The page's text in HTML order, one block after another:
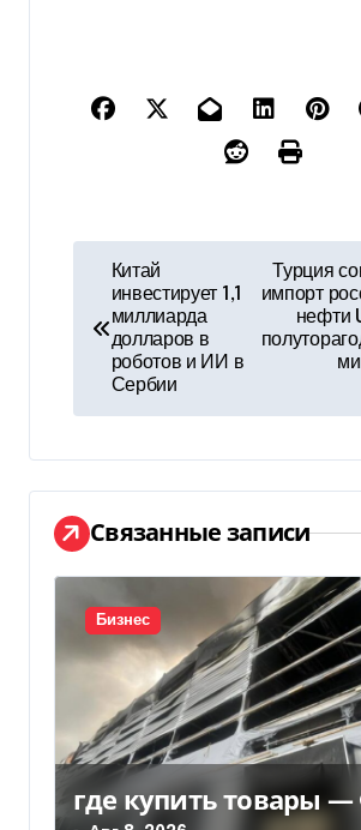
и
г
а
ц
и
я
о
з
Китай
инвестирует 1,1
миллиарда
долларов в
роботов и ИИ в
Сербии
Турция
импорт
нефти
Связанные записи
Бизнес
где купить товары